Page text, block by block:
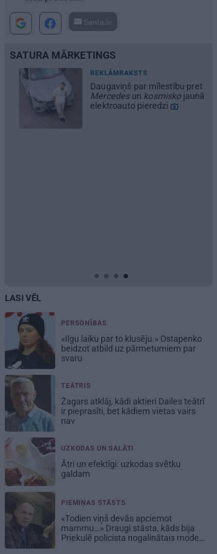
Santa.lv
SATURA MĀRKETINGS
REKLĀMRAKSTS
Daugaviņš par mīlestību pret
Mercedes
unkosmiskojaunā
elektroauto pieredzi
LASI VĒL
PERSONĪBAS
«Ilgu laiku par to klusēju.» Ostapenko
beidzot atbild uz pārmetumiem par
svaru
TEĀTRIS
Žagars atklāj, kādi aktieri Dailes teātrī
ir pieprasīti, bet kādiem vietas vairs
nav
UZKODAS UN SALĀTI
Ātri un efektīgi: uzkodas svētku
galdam
PIEMIŅAS STĀSTS
«Todien viņš devās apciemot
mammu…» Draugi stāsta, kāds bija
Priekulē policista nogalinātais modes